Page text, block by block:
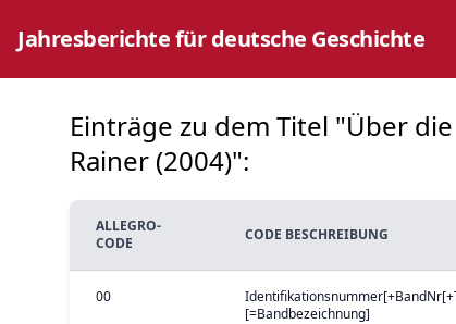
Jahresberichte für deutsche Geschichte
Einträge zu dem Titel "Über
Rainer (2004)":
ALLEGRO-
CODE
CODE BESCHREIBUNG
00
[=Bandbezeichnung]